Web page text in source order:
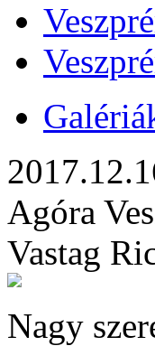
Agóra
Vastag
Nagy